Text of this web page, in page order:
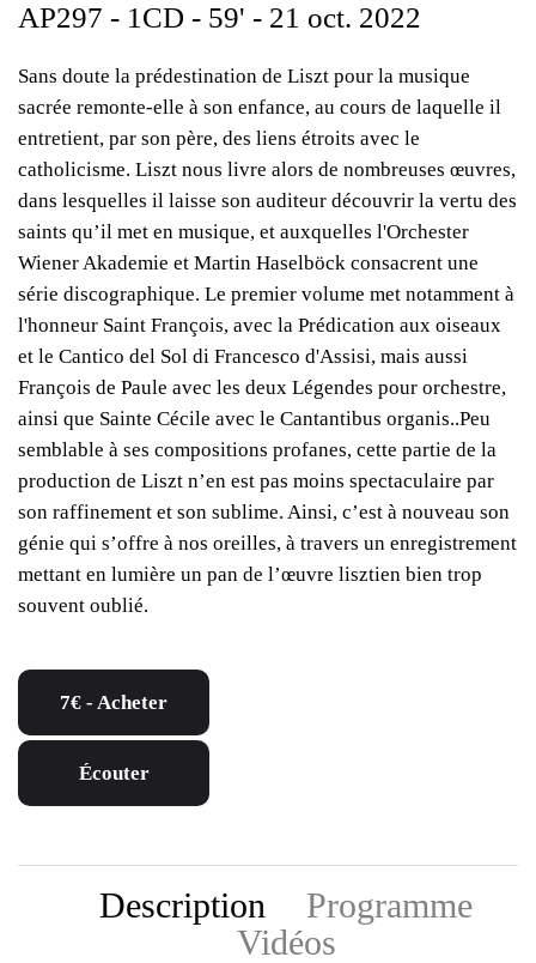
AP297 - 1CD - 59' - 21 oct. 2022
Sans doute la prédestination de Liszt pour la musique
sacrée remonte-elle à son enfance, au cours de laquelle il
entretient, par son père, des liens étroits avec le
catholicisme. Liszt nous livre alors de nombreuses œuvres,
dans lesquelles il laisse son auditeur découvrir la vertu des
saints qu’il met en musique, et auxquelles l'Orchester
Wiener Akademie et Martin Haselböck consacrent une
série discographique. Le premier volume met notamment à
l'honneur Saint François, avec la Prédication aux oiseaux
et le Cantico del Sol di Francesco d'Assisi, mais aussi
François de Paule avec les deux Légendes pour orchestre,
ainsi que Sainte Cécile avec le Cantantibus organis..Peu
semblable à ses compositions profanes, cette partie de la
production de Liszt n’en est pas moins spectaculaire par
son raffinement et son sublime. Ainsi, c’est à nouveau son
génie qui s’offre à nos oreilles, à travers un enregistrement
mettant en lumière un pan de l’œuvre lisztien bien trop
souvent oublié.
7€ - Acheter
Écouter
Description
Programme
Vidéos